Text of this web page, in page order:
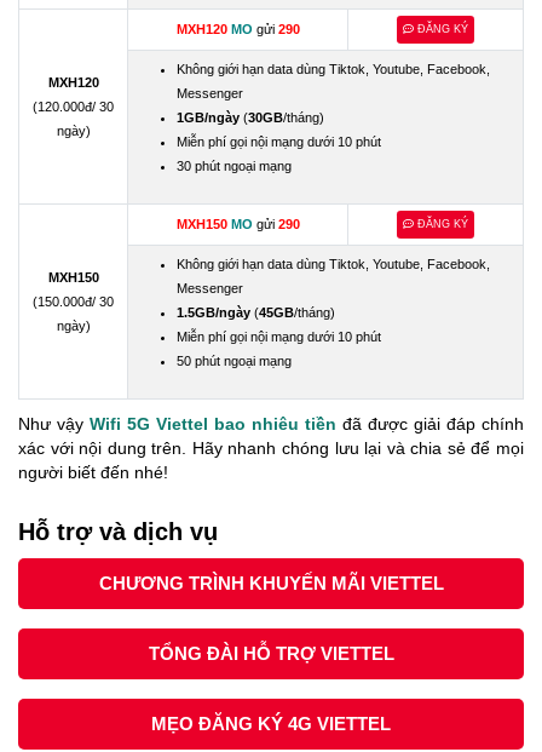
MXH120
(120.000đ/ 30
ngày)
MXH120 MO gửi 290 ĐĂNG KÝ
Không giới hạn data dùng Tiktok, Youtube, Facebook,
Messenger
1GB/ngày (30GB/tháng)
Miễn phí gọi nội mạng dưới 10 phút
30 phút ngoại mạng
MXH150
(150.000đ/ 30
ngày)
MXH150MO gửi 290 ĐĂNG KÝ
Không giới hạn data dùng Tiktok, Youtube, Facebook,
Messenger
1.5GB/ngày (45GB/tháng)
Miễn phí gọi nội mạng dưới 10 phút
50 phút ngoại mạng
Như vậy Wifi 5G Viettel bao nhiêu tiền đã được giải đáp chính
xác với nội dung trên. Hãy nhanh chóng lưu lại và chia sẻ để mọi
người biết đến nhé!
Hỗ trợ và dịch vụ
CHƯƠNG TRÌNH KHUYẾN MÃI VIETTEL
TỔNG ĐÀI HỖ TRỢ VIETTEL
MẸO ĐĂNG KÝ 4G VIETTEL